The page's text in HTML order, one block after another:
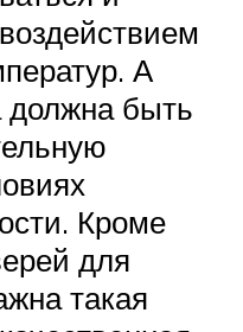
А
должна быть
Кроме
для
такая